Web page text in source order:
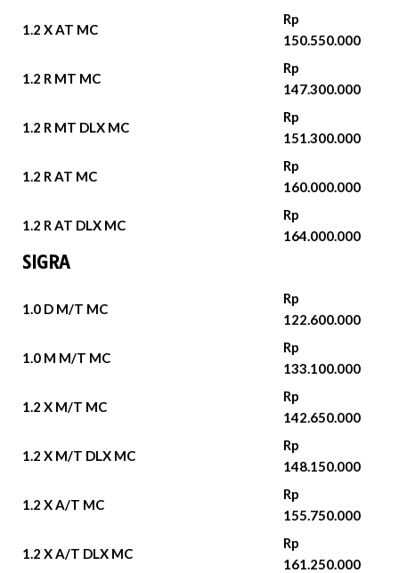
1.2 X AT MC
Rp
150.550.000
1.2 R MT MC
Rp
147.300.000
1.2 R MT DLX MC
Rp
151.300.000
1.2 R AT MC
Rp
160.000.000
1.2 R AT DLX MC
Rp
164.000.000
SIGRA
1.0 D M/T MC
Rp
122.600.000
1.0 M M/T MC
Rp
133.100.000
1.2 X M/T MC
Rp
142.650.000
1.2 X M/T DLX MC
Rp
148.150.000
1.2 X A/T MC
Rp
155.750.000
1.2 X A/T DLX MC
Rp
161.250.000